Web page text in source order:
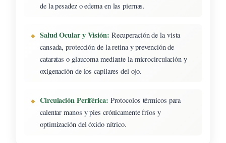
de la pesadez o edema en las piernas.
Salud Ocular y Visión: Recuperación de la vista
cansada, protección de la retina y prevención de
cataratas o glaucoma mediante la microcirculación y
oxigenación de los capilares del ojo.
Circulación Periférica: Protocolos térmicos para
calentar manos y pies crónicamente fríos y
optimización del óxido nítrico.